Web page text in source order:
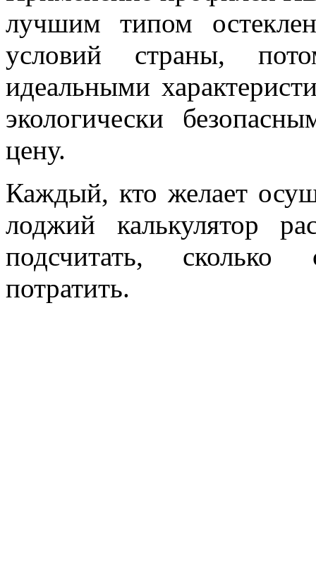
лучшим типом
условий страны,
идеальными
экологически
цену.
Каждый, кто желает
лоджий калькулятор
подсчитать, сколько
потратить.